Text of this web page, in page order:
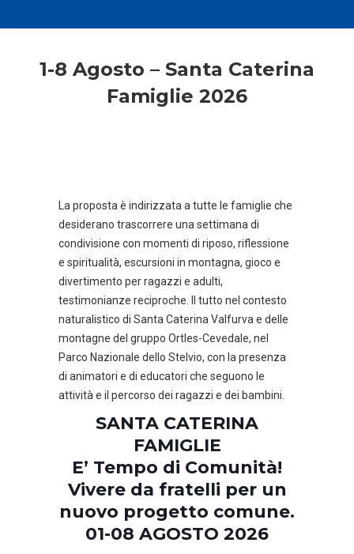
1-8 Agosto – Santa Caterina
Famiglie 2026
La proposta è indirizzata a tutte le famiglie che
desiderano trascorrere una settimana di
condivisione con momenti di riposo, riflessione
e spiritualità, escursioni in montagna, gioco e
divertimento per ragazzi e adulti,
testimonianze reciproche. Il tutto nel contesto
naturalistico di Santa Caterina Valfurva e delle
montagne del gruppo Ortles-Cevedale, nel
Parco Nazionale dello Stelvio, con la presenza
di animatori e di educatori che seguono le
attività e il percorso dei ragazzi e dei bambini.
SANTA CATERINA
FAMIGLIE
E’ Tempo di Comunità!
Vivere da fratelli per un
nuovo progetto comune.
01-08 AGOSTO 2026